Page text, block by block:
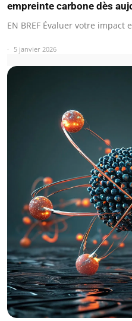
empreinte carbone dès
EN BREF Évaluer votre
5 janvier 2026